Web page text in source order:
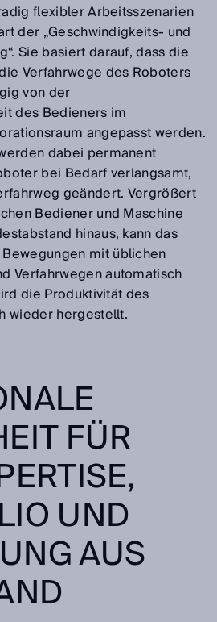
flexibler Arbeitsszenarien
der „Geschwindigkeits- und
Sie basiert darauf, dass die
Verfahrwege des Roboters
von der
des Bedieners im
angepasst werden.
dabei permanent
bei Bedarf verlangsamt,
geändert. Vergrößert
Bediener und Maschine
hinaus, kann das
mit üblichen
Verfahrwegen automatisch
die Produktivität des
wieder hergestellt.
FÜR
UND
AUS